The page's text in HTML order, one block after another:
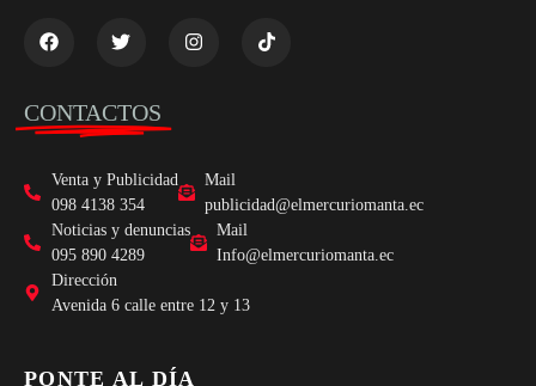
CONTACTOS
Venta y Publicidad
098 4138 354
Mail
publicidad@elmercuriomanta.ec
Noticias y denuncias
095 890 4289
Mail
Info@elmercuriomanta.ec
Dirección
Avenida 6 calle entre 12 y 13
PONTE AL DÍA